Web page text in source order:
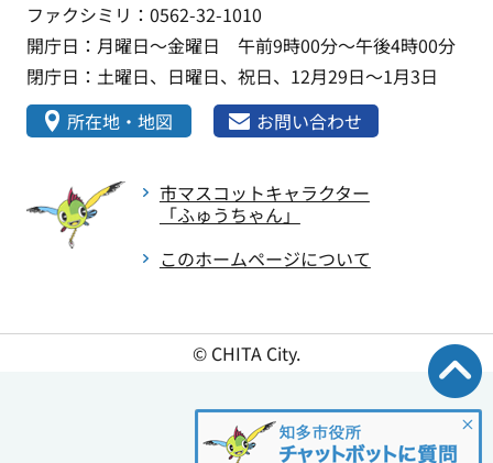
ファクシミリ：0562-32-1010
開庁日：月曜日～金曜日 午前9時00分～午後4時00分
閉庁日：土曜日、日曜日、祝日、12月29日～1月3日
所在地・地図
お問い合わせ
市マスコットキャラクター
「ふゅうちゃん」
このホームページについて
© CHITA City.